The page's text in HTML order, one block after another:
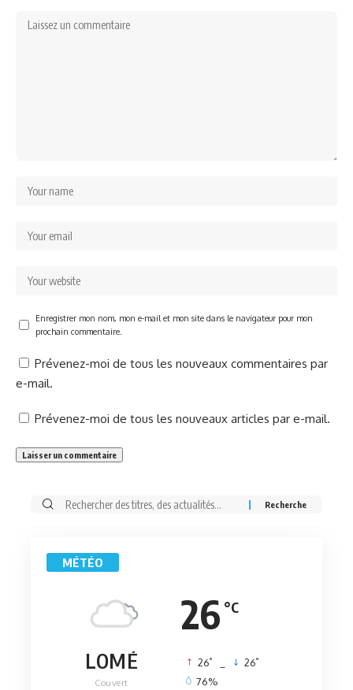
Enregistrer mon nom, mon e-mail et mon site dans le navigateur pour mon
prochain commentaire.
Prévenez-moi de tous les nouveaux commentaires par
e-mail.
Prévenez-moi de tous les nouveaux articles par e-mail.
Rechercher:
MÉTÉO
26 °C
LOMÉ
Couvert
26° 26°
76%